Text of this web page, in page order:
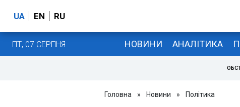
UA EN RU
ПТ, 07 СЕРПНЯ НОВИНИ АНАЛІТИКА
Головна » Новини » Політика